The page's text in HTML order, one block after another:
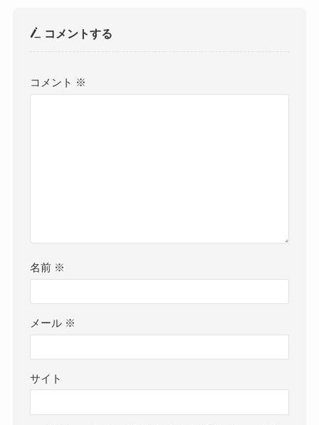
コメントする
コメント ※
名前 ※
メール ※
サイト